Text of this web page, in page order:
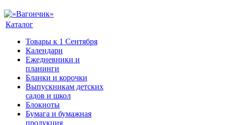
Каталог
Товары к 1 Сентября
Календари
Ежедневники и
планинги
Бланки и корочки
Выпускникам детских
садов и школ
Блокноты
Бумага и бумажная
продукция